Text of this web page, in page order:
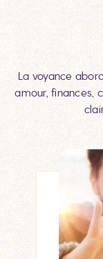
La voyance
amour, finances,